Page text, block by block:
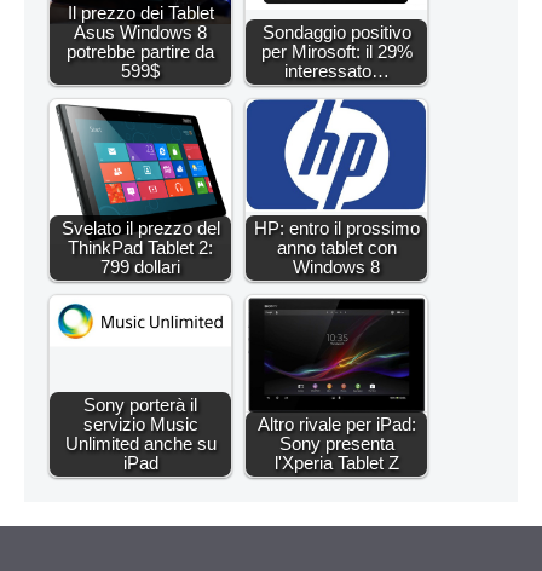
Il prezzo dei Tablet
Asus Windows 8
potrebbe partire da
599$
Sondaggio positivo
per Mirosoft: il 29%
interessato…
Svelato il prezzo del
ThinkPad Tablet 2:
799 dollari
HP: entro il prossimo
anno tablet con
Windows 8
Sony porterà il
servizio Music
Unlimited anche su
iPad
Altro rivale per iPad:
Sony presenta
l'Xperia Tablet Z